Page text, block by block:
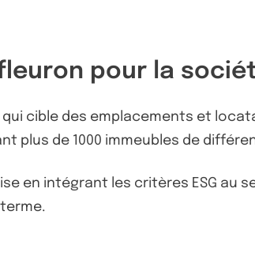
pour la
qui cible des emplacements et
plus de 1000 immeubles de
en intégrant les critères ESG au